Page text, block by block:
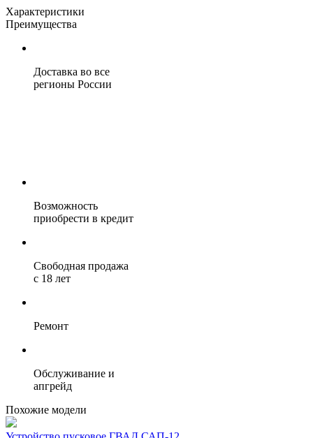
Характеристики
Преимущества
Доставка во все
регионы России
Возможность
приобрести в кредит
Свободная продажа
с 18 лет
Ремонт
Обслуживание и
апгрейд
Похожие модели